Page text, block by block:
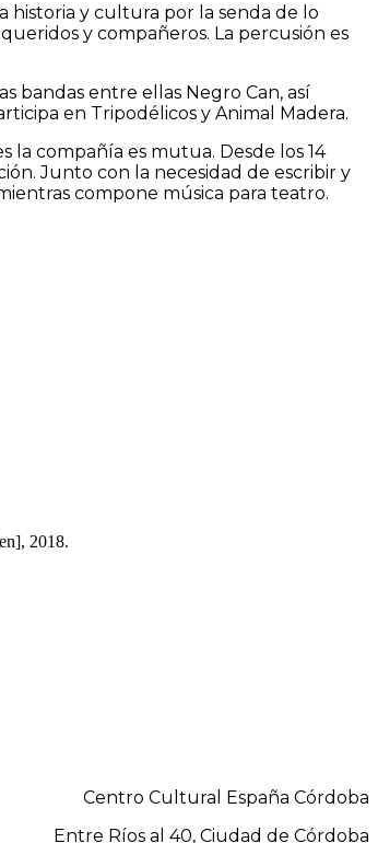
historia y cultura por la senda de lo
y compañeros. La percusión es
bandas entre ellas Negro Can, así
en Tripodélicos y Animal Madera.
la compañía es mutua. Desde los 14
Junto con la necesidad de escribir y
compone música para teatro.
2018.
Centro Cultural España Córdoba
Entre Ríos al 40, Ciudad de Córdoba